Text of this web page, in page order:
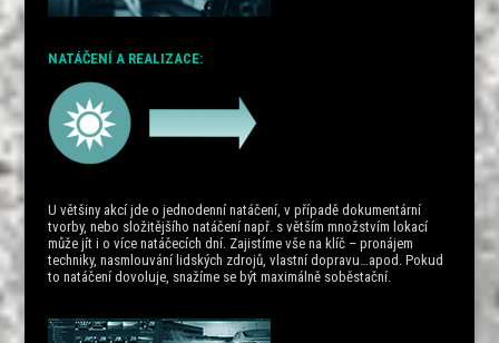
NATÁČENÍ A REALIZACE:
U většiny akcí jde o jednodenní natáčení, v případě dokumentární
tvorby, nebo složitějšího natáčení např. s větším množstvím lokací
může jít i o více natáčecích dní. Zajistíme vše na klíč – pronájem
techniky, nasmlouvání lidských zdrojů, vlastní dopravu…apod. Pokud
to natáčení dovoluje, snažíme se být maximálně soběstační.